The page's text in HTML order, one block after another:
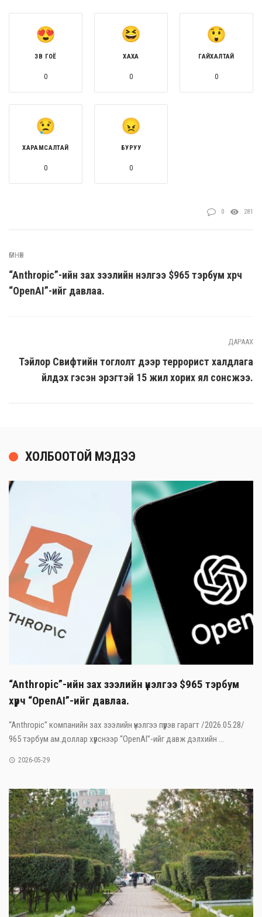
ЗӨВ ГОЁ
0
ХАХА
0
ГАЙХАЛТАЙ
0
ХАРАМСАЛТАЙ
0
БУРУУ
0
0 281
ӨМНӨХ
“Anthropic”-ийн зах зээлийн үнэлгээ $965 тэрбум хүрч
“OpenAI”-ийг давлаа.
ДАРААХ
Тэйлор Свифтийн тоглолт дээр террорист халдлага
үйлдэх гэсэн эрэгтэй 15 жил хорих ял сонсжээ.
ХОЛБООТОЙ МЭДЭЭ
“Anthropic”-ийн зах зээлийн үнэлгээ $965 тэрбум
хүрч “OpenAI”-ийг давлаа.
“Anthropic” компанийн зах зээлийн үнэлгээ пүрэв гарагт /2026.05.28/
965 тэрбум ам.доллар хүрснээр “OpenAI”-ийг давж дэлхийн ...
2026-05-29